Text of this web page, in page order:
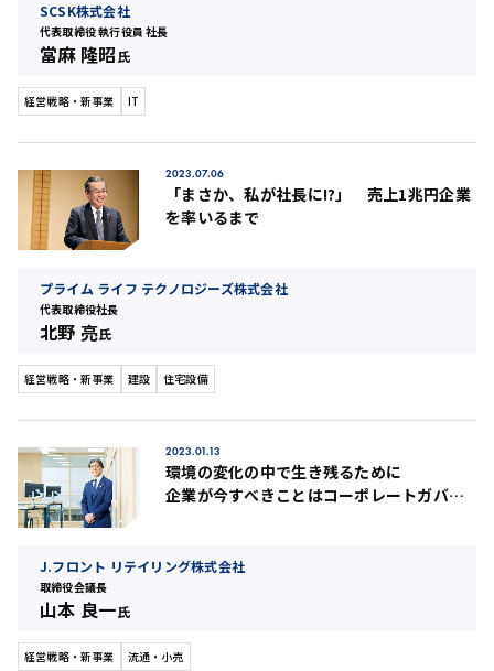
SCSK株式会社
代表取締役 執行役員 社⻑
當麻 隆昭 氏
経営戦略・新事業 IT
「まさか、私が社長に!?」 売上1兆円企業
を率いるまで
2023.07.06
プライム ライフ テクノロジーズ株式会社
代表取締役社長
北野 亮氏
経営戦略・新事業 建設 住宅設備
環境の変化の中で生き残るために
企業が今すべきことはコーポレートガバナ
2023.01.13
J.フロント リテイリング株式会社
取締役会議長
山本 良一氏
経営戦略・新事業 流通・小売